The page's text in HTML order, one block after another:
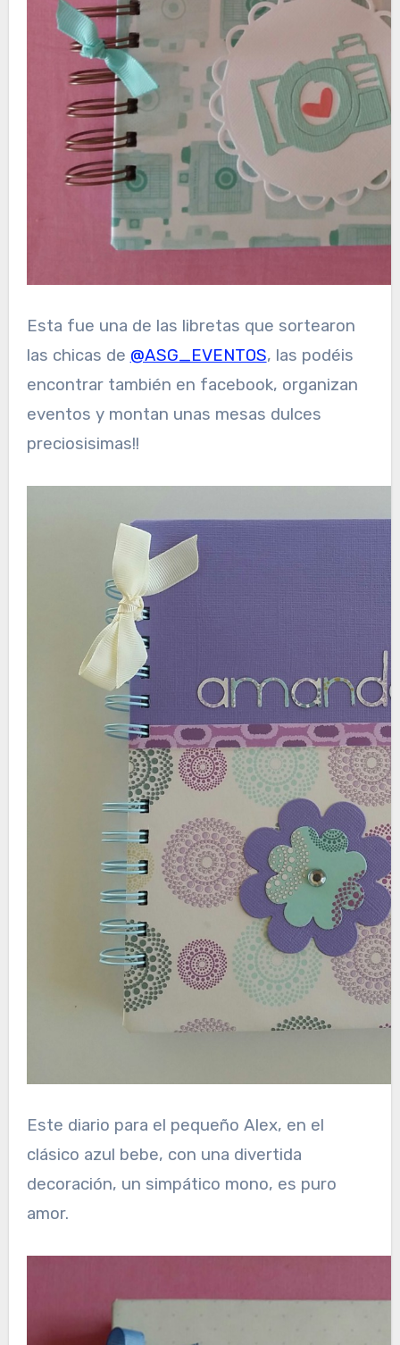
Esta fue una de las libretas que sortearon
las chicas de @ASG_EVENTOS, las podéis
encontrar también en facebook, organizan
eventos y montan unas mesas dulces
preciosisimas!!
Este diario para el pequeño Alex, en el
clásico azul bebe, con una divertida
decoración, un simpático mono, es puro
amor.